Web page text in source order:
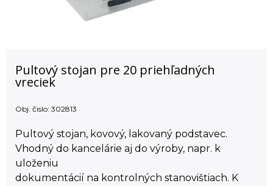
Pultový stojan pre 20 priehľadných
vreciek
Obj. čislo: 302813
Pultový stojan, kovový, lakovaný podstavec.
Vhodný do kancelárie aj do výroby, napr. k
uloženiu
dokumentácií na kontrolných stanovištiach. K